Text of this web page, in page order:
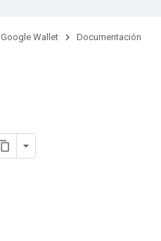
Google Wallet
Documentación